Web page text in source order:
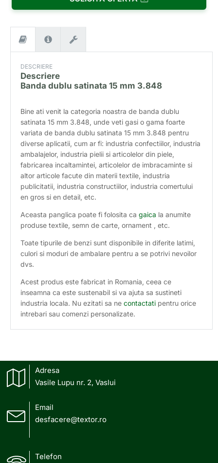
DESCRIERE
Descriere
Banda dublu satinata 15 mm 3.848
Bine ati venit la categoria noastra de banda dublu
satinata 15 mm 3.848, unde veti gasi o gama foarte
variata de banda dublu satinata 15 mm 3.848 pentru
diverse aplicatii, cum ar fi: industria confectiilor, industria
ambalajelor, industria pielii si articolelor din piele,
fabricarea incaltamintei, articolelor de imbracaminte si
altor articole facute din materii textile, industria
publicitatii, industria constructiilor, industria comertului
en gros si en detail, etc.
Aceasta panglica poate fi folosita cagaica la anumite
produse textile, semn de carte, ornament , etc.
Toate tipurile de benzi sunt disponibile in diferite latimi,
culori si moduri de ambalare pentru a se potrivi nevoilor
dvs.
Acest produs este fabricat in Romania, ceea ce
inseamna ca este sustenabil si va ajuta sa sustineti
industria locala. Nu ezitati sa necontactati pentru orice
intrebari sau comenzi personalizate.
Adresa
Vasile Lupu nr. 2, Vaslui
Email
desfacere@textor.ro
Telefon